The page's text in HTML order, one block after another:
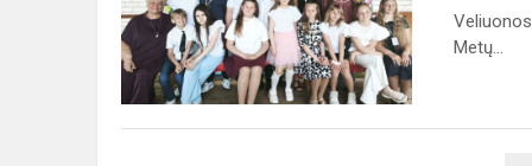
Metų
užbaigimo
šventė
Metų...